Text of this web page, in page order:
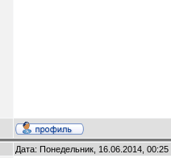
Дата: Понедельник, 16.06.2014,